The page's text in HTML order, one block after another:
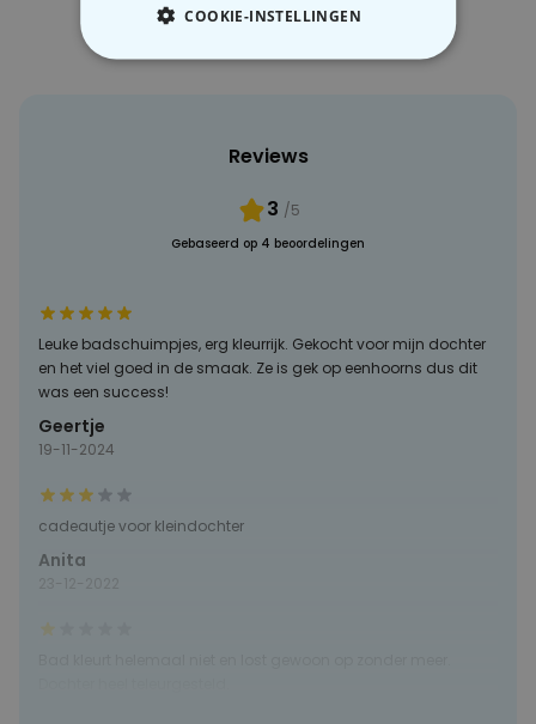
Reviews
3 /5
Gebaseerd op 4 beoordelingen
Leuke badschuimpjes, erg kleurrijk. Gekocht voor mijn dochter
en het viel goed in de smaak. Ze is gek op eenhoorns dus dit
was een success!
Geertje
19-11-2024
cadeautje voor kleindochter
Anita
COOKIE-INSTELLINGEN
NOODZAKELIJK